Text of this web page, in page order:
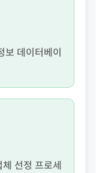
데이터베이
선정 프로세